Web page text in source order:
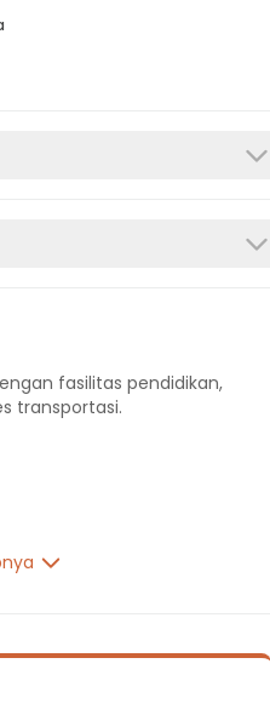
fasilitas pendidikan,
transportasi.